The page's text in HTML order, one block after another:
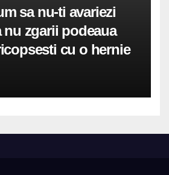
sa nu-ti avariezi
nu zgarii podeaua
cu o hernie